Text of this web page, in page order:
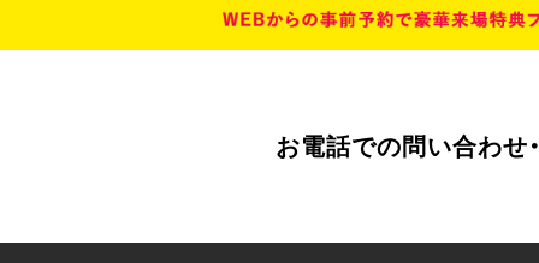
お電話での問い合わせ